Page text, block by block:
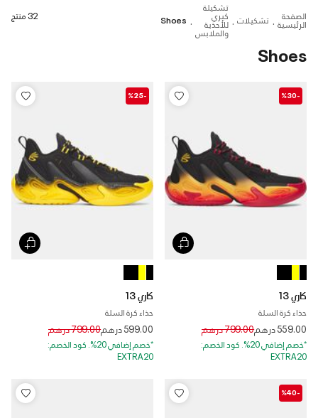
الصفحة
الرئيسية تشكيلات
تشكيلة
كيري
للأحذية
والملابس
Shoes
Shoes
32 منتج
-%30
كاري 13
حذاء كرة السلة
559.00 درهم Price reduced from
799.00 درهم to
*خصم إضافي 20%. كود الخصم:
EXTRA20
-%25
كاري 13
حذاء كرة السلة
599.00 درهم Price reduced from
799.00 درهم to
*خصم إضافي 20%. كود الخصم:
EXTRA20
-%40